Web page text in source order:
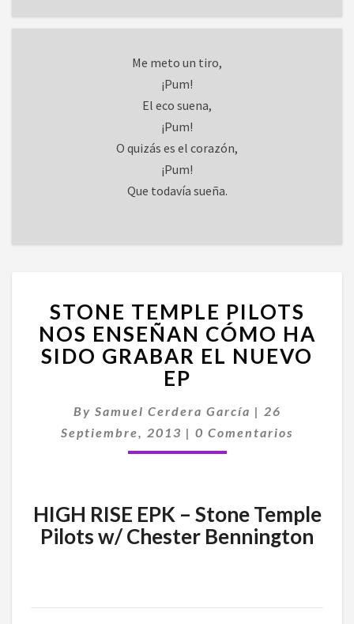
Me meto un tiro,
¡Pum!
El eco suena,
¡Pum!
O quizás es el corazón,
¡Pum!
Que todavía sueña.
TEMPLE
PILOTS
NOS
ENSEÑAN
CÓMO
SIDO
GRABAR
EL
STONE TEMPLE PILOTS
NOS ENSEÑAN CÓMO HA
SIDO GRABAR EL NUEVO
EP
By Samuel Cerdera García | 26
Septiembre, 2013 | Comentarios
0 Comentarios
HIGH RISE EPK – Stone Temple
Pilots w/ Chester Bennington